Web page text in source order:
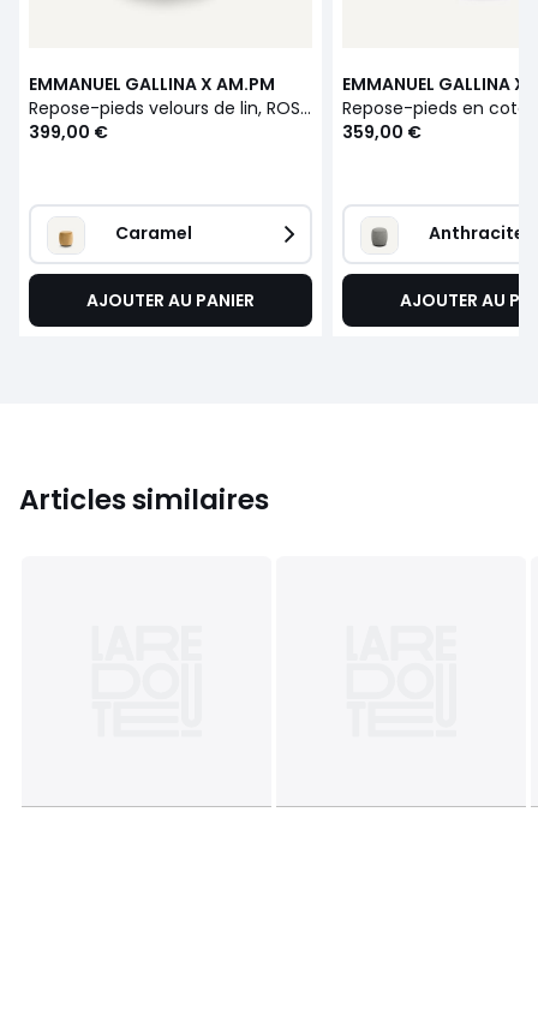
EMMANUEL GALLINA X AM.PM
Repose-pieds velours de lin, ROSEBURY
399,00 €
Caramel
AJOUTER AU PANIER
EMMANUEL GALLINA X
359,00 €
Anthracite
AJOUTER AU
Articles similaires